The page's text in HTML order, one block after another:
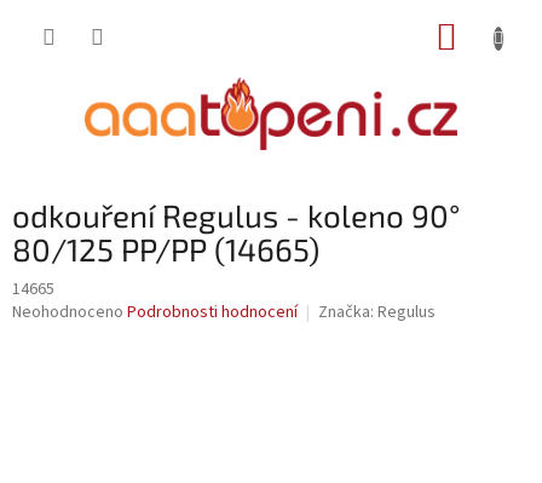
odkouření Regulus - koleno 90°
80/125 PP/PP (14665)
14665
Průměrné
Neohodnoceno Podrobnosti hodnocení Značka: Regulus